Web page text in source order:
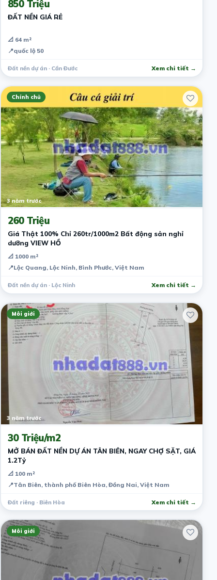
850 Triệu
ĐẤT NỀN GIÁ RẺ
📐 64 m²
📍quốc lộ 50
Đất nền dự án · Cần Đước Xem chi tiết →
Chính chủ
3 năm trước
260 Triệu
Giá Thật 100% Chỉ 260tr/1000m2 Bất động sản nghỉ
dưỡng VIEW HỒ
📐 1000 m²
📍Lộc Quang, Lộc Ninh, Bình Phước, Việt Nam
Đất nền dự án · Lộc Ninh Xem chi tiết →
Môi giới
3 năm trước
30 Triệu/m2
MỞ BÁN ĐẤT NỀN DỰ ÁN TÂN BIÊN, NGAY CHỢ SẶT, GIÁ
1.2Tỷ
📐 100 m²
📍Tân Biên, thành phố Biên Hòa, Đồng Nai, Việt Nam
Đất riêng · Biên Hòa Xem chi tiết →
Môi giới